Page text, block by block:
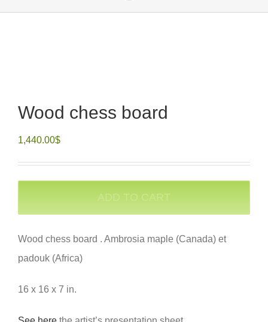
Wood chess board
1,440.00$
ADD TO CART
Wood chess board . Ambrosia maple (Canada) et
padouk (Africa)
16 x 16 x 7 in.